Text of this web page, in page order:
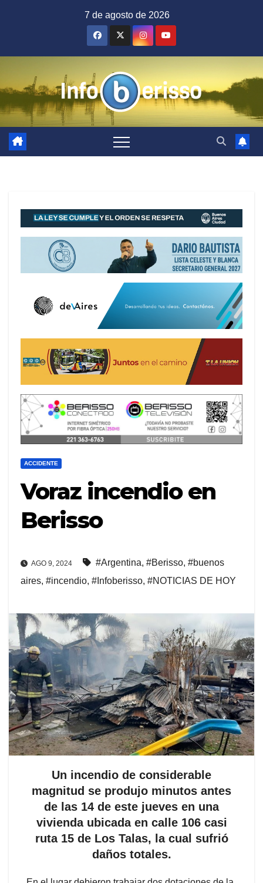
7 de agosto de 2026
ACCIDENTE
Voraz incendio en
Berisso
AGO 9, 2024 #Argentina, #Berisso, #buenos
aires, #incendio, #Infoberisso, #NOTICIAS DE HOY
Un incendio de considerable
magnitud se produjo minutos antes
de las 14 de este jueves en una
vivienda ubicada en calle 106 casi
ruta 15 de Los Talas, la cual sufrió
daños totales.